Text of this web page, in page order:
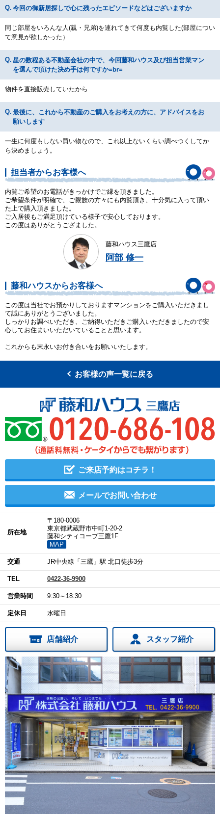
今回の御新居探しで心に残ったエピソードなどはございますか
同じ部屋をいろんな人(親・兄弟)を連れてきて何度も内覧した(部屋につい
て意見が欲しかった）
星の数程ある不動産会社の中で、今回藤和ハウス及び担当営業マン
を選んで頂けた決め手は何ですか=br=
物件を直接販売していたから
最後に、これから不動産のご購入をお考えの方に、アドバイスをお
願いします
一生に何度もしない買い物なので、これ以上ないくらい調べつくしてか
ら決めましょう。
担当者からお客様へ
内覧ご希望のお電話がきっかけでご縁を頂きました。
ご希望条件が明確で、ご親族の方々にも内覧頂き、十分気に入って頂い
た上で購入頂きました。
ご入居後もご満足頂けている様子で安心しております。
この度はありがとうござました。
藤和ハウス三鷹店
阿部 修一
藤和ハウスからお客様へ
この度は当社でお預かりしておりますマンションをご購入いただきまし
て誠にありがとうございました。
しっかりお調べいただき、ご納得いただきご購入いただきましたので安
心してお住まいいただいていることと思います。
これからも末永いお付き合いをお願いいたします。
お客様の声一覧に戻る
ご来店予約はコチラ！
メールでお問い合わせ
所在地
〒180-0006
東京都武蔵野市中町1-20-2
藤和シティコープ三鷹1F
MAP
交通 JR中央線「三鷹」駅 北口徒歩3分
TEL 0422-36-9900
営業時間 9:30～18:30
定休日 水曜日
店舗紹介 スタッフ紹介